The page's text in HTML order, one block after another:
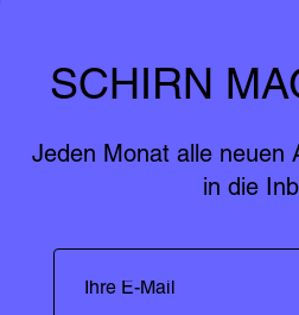
SCHIRN
Jeden Monat alle neuen
in die